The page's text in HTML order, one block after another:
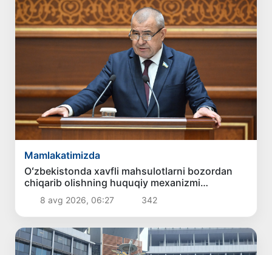
Mamlakatimizda
Oʻzbekistonda xavfli mahsulotlarni bozordan
chiqarib olishning huquqiy mexanizmi
belgilanadi
8 avg 2026, 06:27 342